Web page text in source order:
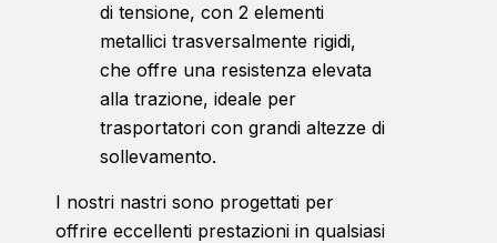
di tensione, con 2 elementi
metallici trasversalmente rigidi,
che offre una resistenza elevata
alla trazione, ideale per
trasportatori con grandi altezze di
sollevamento.
I nostri nastri sono progettati per
offrire eccellenti prestazioni in qualsiasi